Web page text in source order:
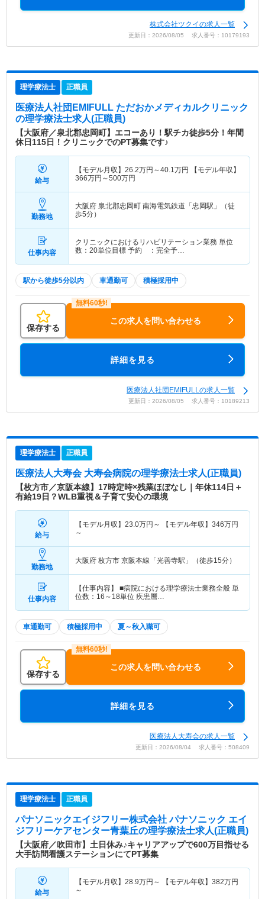
株式会社ツクイの求人一覧
更新日：2026/08/05 求人番号：10179193
理学療法士 正職員
医療法人社団EMIFULL ただおかメディカルクリニック
の理学療法士求人(正職員)
【大阪府／泉北郡忠岡町】エコーあり！駅チカ徒歩5分！年間
休日115日！クリニックでのPT募集です♪
給与
【モデル月収】 26.2万円～40.1 万円 【モデル年収】
366万円～500万円
勤務地
大阪府 泉北郡忠岡町 南海電気鉄道「忠岡駅」（徒
歩5分）
仕事内容
クリニックにおけるリハビリテーション業務 単位
数：20単位目標 予約 ：完全予…
駅から徒歩5分以内 車通勤可 積極採用中
保存する
この求人を問い合わせる
詳細を見る
医療法人社団EMIFULLの求人一覧
更新日：2026/08/05 求人番号：10189213
理学療法士 正職員
医療法人大寿会 大寿会病院の理学療法士求人(正職員)
【枚方市／京阪本線】17時定時×残業ほぼなし｜年休114日＋
有給19日？WLB重視＆子育て安心の環境
給与
【モデル月収】 23.0万円～ 【モデル年収】 346万円
～
勤務地
大阪府 枚方市 京阪本線「光善寺駅」（徒歩15分）
仕事内容
【仕事内容】 ■病院における理学療法士業務全般 単
位数：16～18単位 疾患層…
車通勤可 積極採用中 夏～秋入職可
保存する
この求人を問い合わせる
詳細を見る
医療法人大寿会の求人一覧
更新日：2026/08/04 求人番号：508409
理学療法士 正職員
パナソニックエイジフリー株式会社 パナソニック エイ
ジフリーケアセンター青葉丘の理学療法士求人(正職員)
【大阪府／吹田市】土日休み♪キャリアアップで600万目指せる
大手訪問看護ステーションにてPT募集
給与
【モデル月収】 28.9万円～ 【モデル年収】 382万円
～